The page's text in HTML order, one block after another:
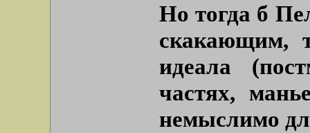
Но тогда б
скакающим,
идеала
частях,
немыслимо